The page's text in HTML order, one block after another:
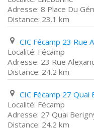
8 Place Du
23.1 km
Fécamp
23 Rue
24.2 km
CIC Fécamp 27 Quai
Fécamp
27 Quai
24.2 km